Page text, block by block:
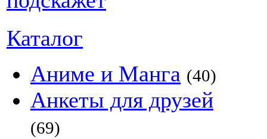
Каталог
Аниме и Манга (40)
Анкеты для друзей
(69)